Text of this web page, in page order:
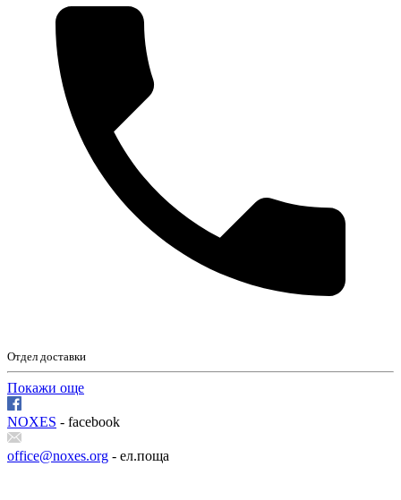
Отдел доставки
Покажи още
NOXES - facebook
office@noxes.org - ел.поща